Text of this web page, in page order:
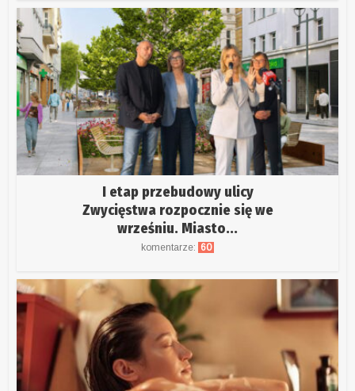
I etap przebudowy ulicy
Zwycięstwa rozpocznie się we
wrześniu. Miasto...
komentarze: 60